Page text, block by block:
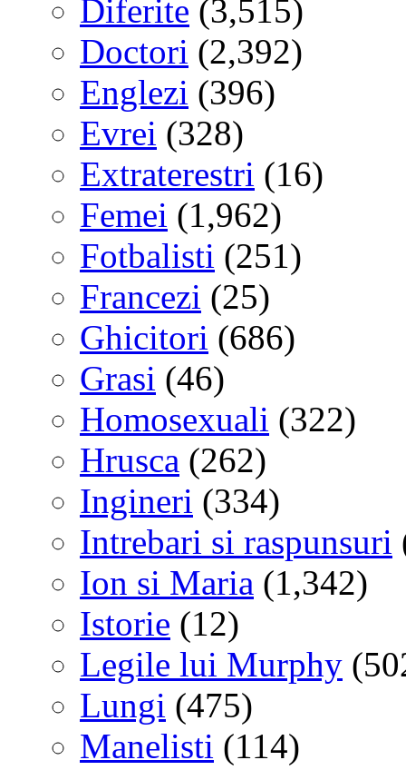
Diferite (3,515)
Doctori (2,392)
Englezi (396)
Evrei (328)
Extraterestri (16)
Femei (1,962)
Fotbalisti (251)
Francezi (25)
Ghicitori (686)
Grasi (46)
Homosexuali (322)
Hrusca (262)
Ingineri (334)
Intrebari si raspunsuri
Ion si Maria (1,342)
Istorie (12)
Legile lui Murphy
Lungi (475)
Manelisti (114)